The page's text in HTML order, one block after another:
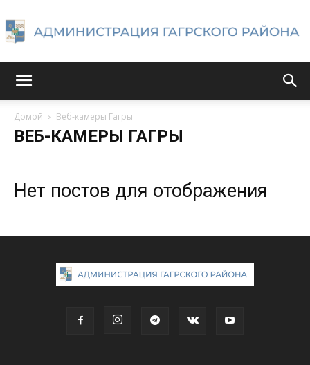
Гагрского
Домой Веб-камеры Гагры
ВЕБ-КАМЕРЫ ГАГРЫ
Нет постов для отображения